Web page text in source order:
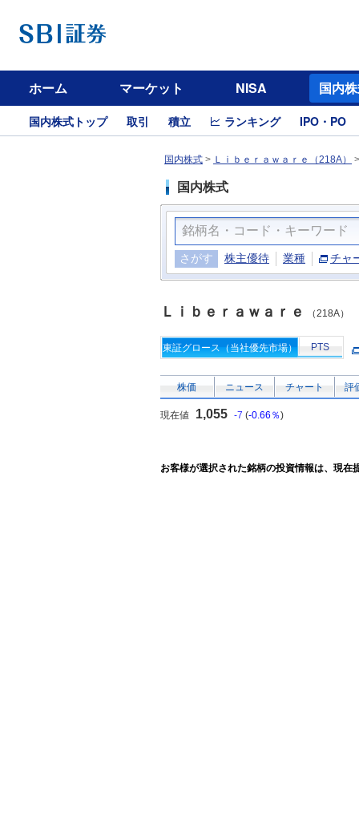
ホーム マーケット NISA 国内
国内株式トップ 取引 積立 ランキング IPO・PO
国内株式 > Ｌｉｂｅｒａｗａｒｅ（218A）
国内株式
さがす 株主優待 業種 チャ
Ｌｉｂｅｒａｗａｒｅ （218A）
東証グロース（当社優先市場） PTS
株価 ニュース チャート 評
現在値 1,055 -7 (-0.66％)
お客様が選択された銘柄の投資情報は、現在